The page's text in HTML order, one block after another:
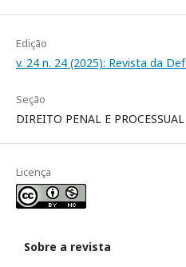
Edição
v. 24 n. 24 (2025): Revista da
Seção
DIREITO PENAL E PROCESSUAL
Licença
Sobre a revista